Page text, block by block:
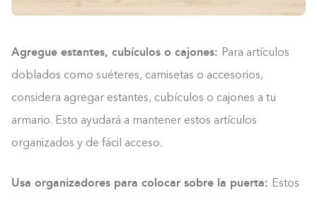
Agregue estantes, cubículos o cajones: Para artículos
doblados como suéteres, camisetas o accesorios,
considera agregar estantes, cubículos o cajones a tu
armario. Esto ayudará a mantener estos artículos
organizados y de fácil acceso.
Usa organizadores para colocar sobre la puerta: Estos